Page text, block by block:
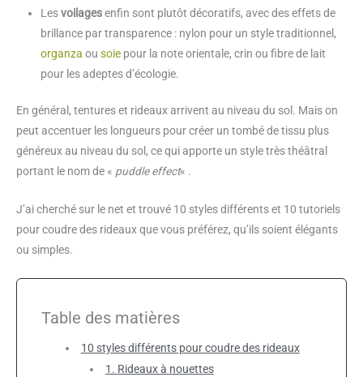
Lesvoilagesenfin sont plutôt décoratifs, avec des effets de
brillance par transparence : nylon pour un style traditionnel,
organza ou soie pour la note orientale, crin ou fibre de lait
pour les adeptes d’écologie.
En général, tentures et rideaux arrivent au niveau du sol. Mais on
peut accentuer les longueurs pour créer un tombé de tissu plus
généreux au niveau du sol, ce qui apporte un style très théâtral
portant le nom de « puddle effect« .
J’ai cherché sur le net et trouvé 10 styles différents et 10 tutoriels
pour coudre des rideaux que vous préférez, qu’ils soient élégants
ou simples.
Table des matières
10 styles différents pour coudre des rideaux
1. Rideaux à nouettes